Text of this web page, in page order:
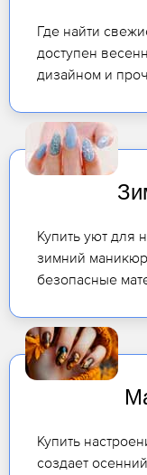
Где найти
доступен
дизайном и
Купить уют для
зимний
безопасные
Купить
создает